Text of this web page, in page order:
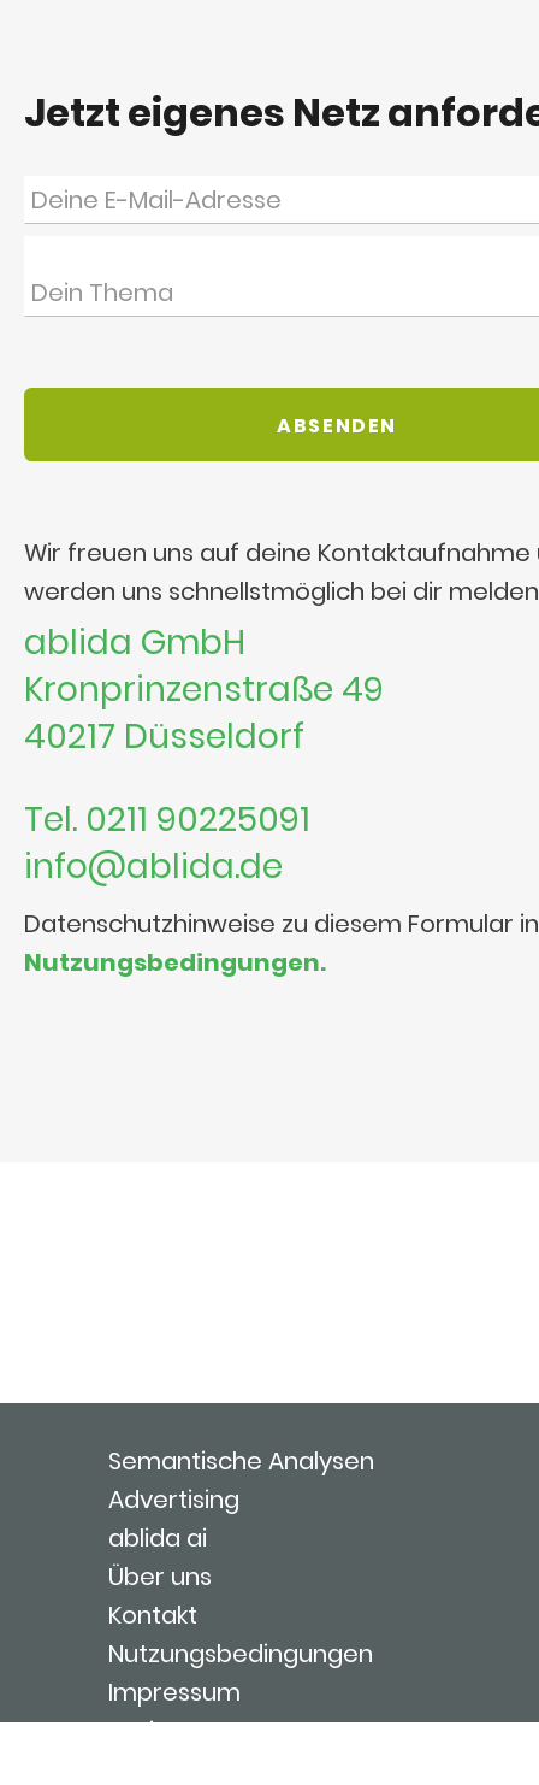
Jetzt eigenes Netz
Wir freuen uns auf deine Kontaktaufnahme
werden uns schnellstmöglich bei dir
ablida GmbH
Kronprinzenstraße 49
40217 Düsseldorf
Tel. 0211 90225091
info@ablida.de
Datenschutzhinweise zu diesem Formular
Nutzungsbedingungen.
Semantische Analysen
Advertising
ablida ai
Über uns
Kontakt
Nutzungsbedingungen
Impressum
Login